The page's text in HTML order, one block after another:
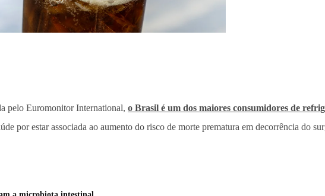
pelo Euromonitor International, o Brasil é um dos maiores consumidores de
por estar associada ao aumento do risco de morte prematura em decorrência do